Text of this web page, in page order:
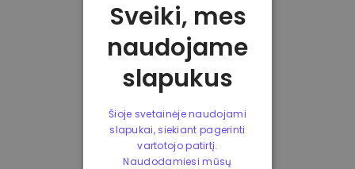
Sveiki, mes
naudojame
slapukus
Šioje svetainėje naudojami
slapukai, siekiant pagerinti
vartotojo patirtį.
Naudodamiesi mūsų